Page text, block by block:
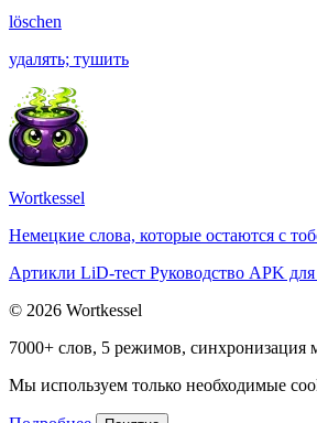
löschen
удалять; тушить
Wortkessel
Немецкие слова, которые остаются с
Артикли LiD-тест Руководство APK
© 2026 Wortkessel
7000+ слов, 5 режимов, синхронизация
Мы используем только необходимые